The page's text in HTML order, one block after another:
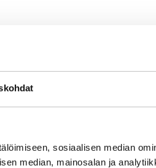
sosiaalisen median
median, mainosalan ja
tukevat alan parhaat
kerrallaan.